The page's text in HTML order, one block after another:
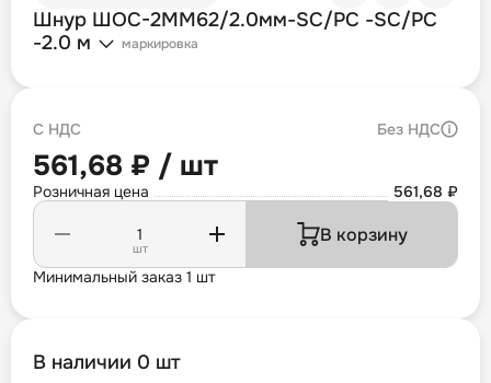
Шнур ШОС-2MM62/2.0мм-SC/PC -SC/PC
-2.0 м
маркировка
С НДС Без НДС
561,68 ₽ / шт
Розничная цена 561,68 ₽
шт
В корзину
Минимальный заказ 1 шт
В наличии 0 шт